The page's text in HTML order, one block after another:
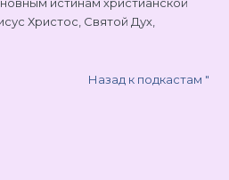
Христос, Святой Дух,
Назад к подкастам "